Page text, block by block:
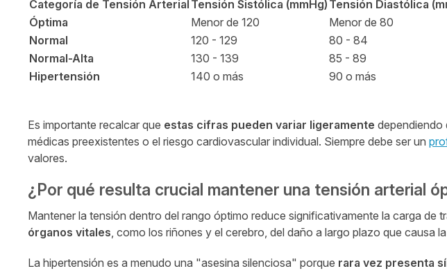
Categoría de Tensión Arterial Tensión Sistólica (mmHg) Tensión Diastólica
Óptima
Menor de 120
Menor de 80
Normal
120 - 129
80 - 84
Normal-Alta
130 - 139
85 - 89
Hipertensión
140 o más 90 o más
Es importante recalcar que estas cifras pueden variar ligeramente dependiendo
médicas preexistentes o el riesgo cardiovascular individual. Siempre debe ser un
valores.
¿Por qué resulta crucial mantener una tensión arterial
Mantener la tensión dentro del rango óptimo reduce significativamente la carga de
órganos vitales, como los riñones y el cerebro, del daño a largo plazo que causa
La hipertensión es a menudo una "asesina silenciosa" porque rara vez presenta